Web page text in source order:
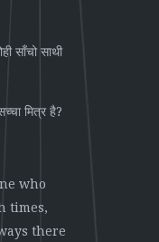
साँचो साथी
मित्र है?
who
times,
there